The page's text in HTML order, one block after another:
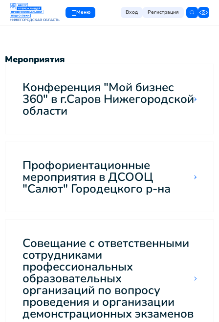
НИЖЕГОРОДСКАЯ ОБЛАСТЬ
Меню Вход Регистрация
Мероприятия
Конференция "Мой бизнес
360" в г.Саров Нижегородской
области
Профориентационные
мероприятия в ДСООЦ
"Салют" Городецкого р-на
Совещание с ответственными
сотрудниками
профессиональных
образовательных
организаций по вопросу
проведения и организации
демонстрационных экзаменов